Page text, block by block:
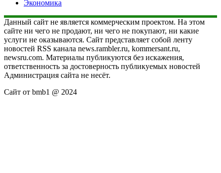
Экономика
Данный сайт не является коммерческим проектом. На этом
сайте ни чего не продают, ни чего не покупают, ни какие
услуги не оказываются. Сайт представляет собой ленту
новостей RSS канала news.rambler.ru, kommersant.ru,
newsru.com. Материалы публикуются без искажения,
ответственность за достоверность публикуемых новостей
Администрация сайта не несёт.
Сайт от bmb1 @ 2024